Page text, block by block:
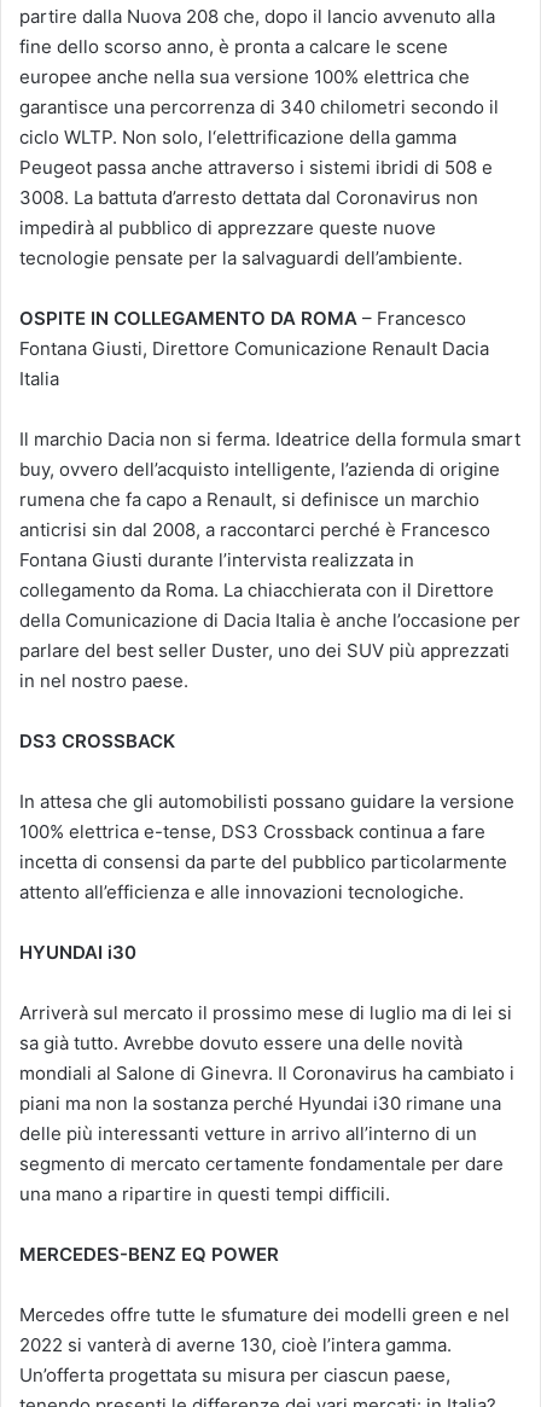
partire dalla Nuova 208 che, dopo il lancio avvenuto alla
fine dello scorso anno, è pronta a calcare le scene
europee anche nella sua versione 100% elettrica che
garantisce una percorrenza di 340 chilometri secondo il
ciclo WLTP. Non solo, l‘elettrificazione della gamma
Peugeot passa anche attraverso i sistemi ibridi di 508 e
3008. La battuta d’arresto dettata dal Coronavirus non
impedirà al pubblico di apprezzare queste nuove
tecnologie pensate per la salvaguardi dell’ambiente.
OSPITE IN COLLEGAMENTO DA ROMA – Francesco
Fontana Giusti, Direttore Comunicazione Renault Dacia
Italia
Il marchio Dacia non si ferma. Ideatrice della formula smart
buy, ovvero dell’acquisto intelligente, l’azienda di origine
rumena che fa capo a Renault, si definisce un marchio
anticrisi sin dal 2008, a raccontarci perché è Francesco
Fontana Giusti durante l’intervista realizzata in
collegamento da Roma. La chiacchierata con il Direttore
della Comunicazione di Dacia Italia è anche l’occasione per
parlare del best seller Duster, uno dei SUV più apprezzati
in nel nostro paese.
DS3 CROSSBACK
In attesa che gli automobilisti possano guidare la versione
100% elettrica e-tense, DS3 Crossback continua a fare
incetta di consensi da parte del pubblico particolarmente
attento all’efficienza e alle innovazioni tecnologiche.
HYUNDAI i30
Arriverà sul mercato il prossimo mese di luglio ma di lei si
sa già tutto. Avrebbe dovuto essere una delle novità
mondiali al Salone di Ginevra. Il Coronavirus ha cambiato i
piani ma non la sostanza perché Hyundai i30 rimane una
delle più interessanti vetture in arrivo all’interno di un
segmento di mercato certamente fondamentale per dare
una mano a ripartire in questi tempi difficili.
MERCEDES-BENZ EQ POWER
Mercedes offre tutte le sfumature dei modelli green e nel
2022 si vanterà di averne 130, cioè l’intera gamma.
Un’offerta progettata su misura per ciascun paese,